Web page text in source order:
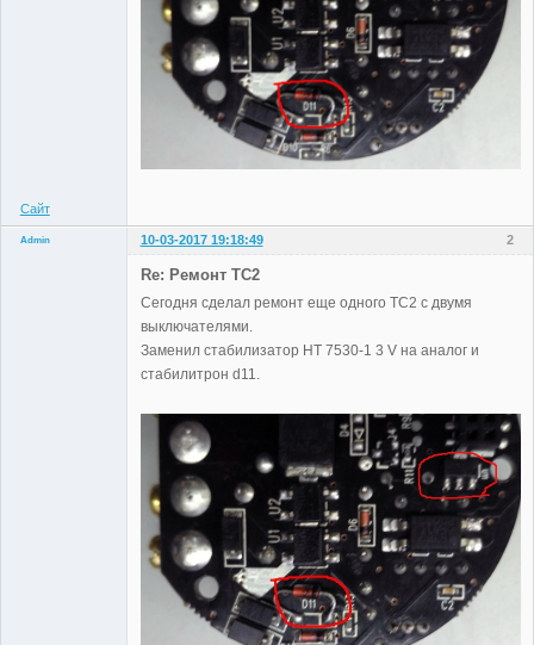
Сайт
2
Admin 10-03-2017 19:18:49
Re: Ремонт TC2
Сегодня сделал ремонт еще одного TC2 с двумя
выключателями.
Заменил стабилизатор HT 7530-1 3 V на аналог и
стабилитрон d11.